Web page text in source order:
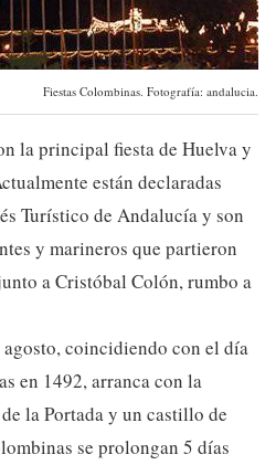
Fiestas Colombinas. Fotografía: andalucia.org
la principal fiesta de Huelva y
están declaradas
Turístico de Andalucía y son
y marineros que partieron
a Cristóbal Colón, rumbo a
coincidiendo con el día
en 1492, arranca con la
la Portada y un castillo de
se prolongan 5 días